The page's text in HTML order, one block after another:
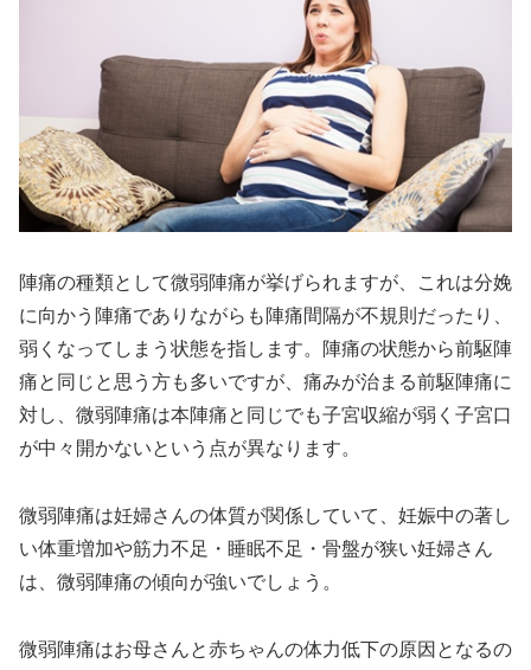
陣痛の種類として微弱陣痛が挙げられますが、これは分娩
に向かう陣痛でありながらも陣痛間隔が不規則だったり、
弱くなってしまう状態を指します。陣痛の状態から前駆陣
痛と同じと思う方も多いですが、痛みが治まる前駆陣痛に
対し、微弱陣痛は本陣痛と同じでも子宮収縮が弱く子宮口
が中々開かないという点が異なります。
微弱陣痛は妊婦さんの体質が関係していて、妊娠中の著し
い体重増加や筋力不足・睡眠不足・骨盤が狭い妊婦さん
は、微弱陣痛の傾向が強いでしょう。
微弱陣痛はお母さんと赤ちゃんの体力低下の原因となるの